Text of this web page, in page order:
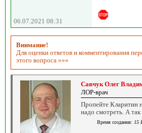
06.07.2021 08:31
Внимание!
Для оценки ответов и комментирования
этого вопроса »»»
Савчук Олег
ЛОР-врач
Пропейте Кларитин
надо смотреть. А так
Время создания: 15